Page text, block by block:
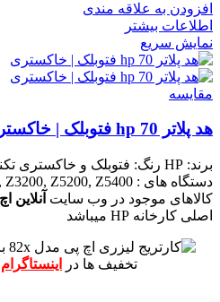
افزودن به علاقه مندی
اطلاعات بیشتر
نمایش سریع
مقايسه
هد پلاتر 70 hp فتوبلک | خاکستری
برند: HP رنگ: فتوبلک و خاکستری
دستگاه های : B8850, B9180, Z2100, Z3200, Z5200, Z5400
کالاهای موجود در وب سایت آنلاین
اصلی کارخانه HP میباشد
تخفیف ها در
اینستاگرام